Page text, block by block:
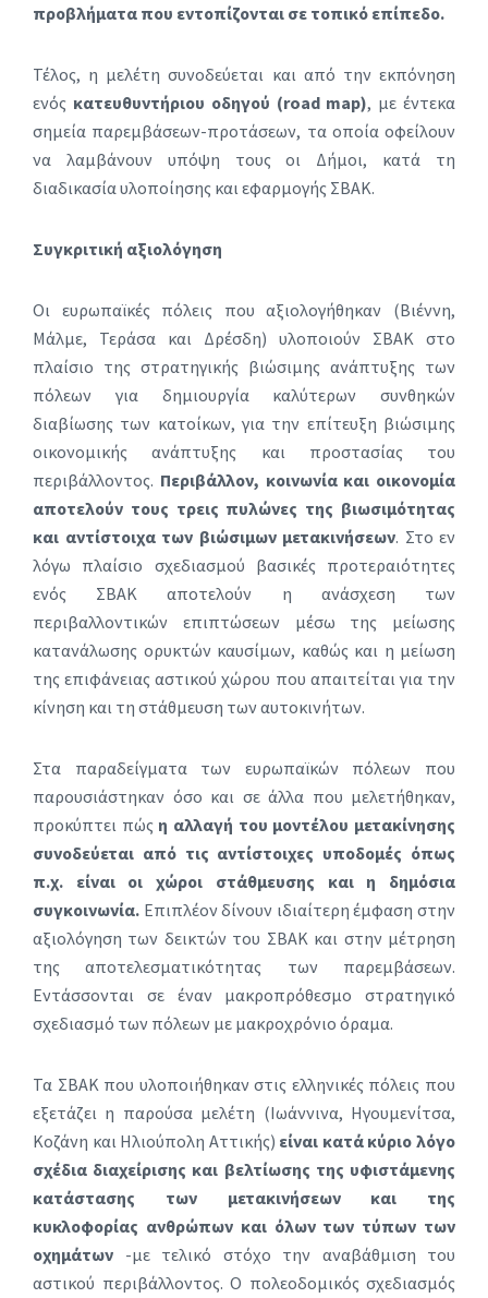
προβλήματα που εντοπίζονται σε τοπικό επίπεδο.
Τέλος, η μελέτη συνοδεύεται και από την εκπόνηση
ενός κατευθυντήριου οδηγού (road map), με έντεκα
σημεία παρεμβάσεων-προτάσεων, τα οποία οφείλουν
να λαμβάνουν υπόψη τους οι Δήμοι, κατά τη
διαδικασία υλοποίησης και εφαρμογής ΣΒΑΚ.
Συγκριτική αξιολόγηση
Οι ευρωπαϊκές πόλεις που αξιολογήθηκαν (Βιέννη,
Μάλμε, Τεράσα και Δρέσδη) υλοποιούν ΣΒΑΚ στο
πλαίσιο της στρατηγικής βιώσιμης ανάπτυξης των
πόλεων για δημιουργία καλύτερων συνθηκών
διαβίωσης των κατοίκων, για την επίτευξη βιώσιμης
οικονομικής ανάπτυξης και προστασίας του
περιβάλλοντος. Περιβάλλον, κοινωνία και οικονομία
αποτελούν τους τρεις πυλώνες της βιωσιμότητας
και αντίστοιχα των βιώσιμων μετακινήσεων. Στο εν
λόγω πλαίσιο σχεδιασμού βασικές προτεραιότητες
ενός ΣΒΑΚ αποτελούν η ανάσχεση των
περιβαλλοντικών επιπτώσεων μέσω της μείωσης
κατανάλωσης ορυκτών καυσίμων, καθώς και η μείωση
της επιφάνειας αστικού χώρου που απαιτείται για την
κίνηση και τη στάθμευση των αυτοκινήτων.
Στα παραδείγματα των ευρωπαϊκών πόλεων που
παρουσιάστηκαν όσο και σε άλλα που μελετήθηκαν,
προκύπτει πώς η αλλαγή του μοντέλου μετακίνησης
συνοδεύεται από τις αντίστοιχες υποδομές όπως
π.χ. είναι οι χώροι στάθμευσης και η δημόσια
συγκοινωνία. Επιπλέον δίνουν ιδιαίτερη έμφαση στην
αξιολόγηση των δεικτών του ΣΒΑΚ και στην μέτρηση
της αποτελεσματικότητας των παρεμβάσεων.
Εντάσσονται σε έναν μακροπρόθεσμο στρατηγικό
σχεδιασμό των πόλεων με μακροχρόνιο όραμα.
Τα ΣΒΑΚ που υλοποιήθηκαν στις ελληνικές πόλεις που
εξετάζει η παρούσα μελέτη (Ιωάννινα, Ηγουμενίτσα,
Κοζάνη και Ηλιούπολη Αττικής) είναι κατά κύριο λόγο
σχέδια διαχείρισης και βελτίωσης της υφιστάμενης
κατάστασης των μετακινήσεων και της
κυκλοφορίας ανθρώπων και όλων των τύπων των
οχημάτων -με τελικό στόχο την αναβάθμιση του
αστικού περιβάλλοντος. Ο πολεοδομικός σχεδιασμός